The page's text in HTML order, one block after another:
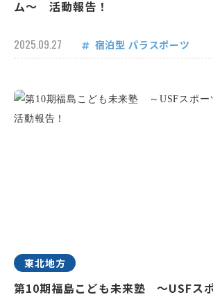
ム～ 活動報告！
2025.09.27 宿泊型 パラスポーツ
東北地方
第10期福島こども未来塾 ～USFス